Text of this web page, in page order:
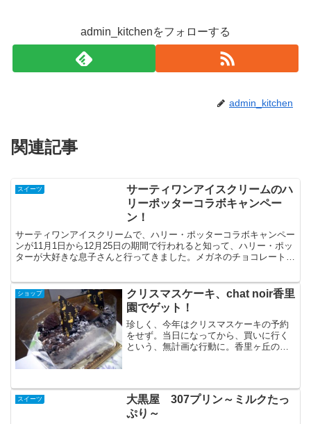
admin_kitchenをフォローする
admin_kitchen
関連記事
スイーツ
サーティワンアイスクリームのハ
リーポッターコラボキャンペー
ン！
サーティワンアイスクリームで、ハリー・ポッターコラボキャンペー
ンが11月1日から12月25日の期間で行われると知って、ハリー・ポッ
ターが大好きな息子さんと行ってきました。メガネのチョコレートが
ショップ
クリスマスケーキ、chat noir香里
園でゲット！
珍しく、今年はクリスマスケーキの予約
をせず。当日になってから、買いに行く
という、無計画な行動に。香里ヶ丘のハ
園くんだりまで来たわけだ...
スイーツ
大黒屋 307プリン～ミルクたっ
ぷり～